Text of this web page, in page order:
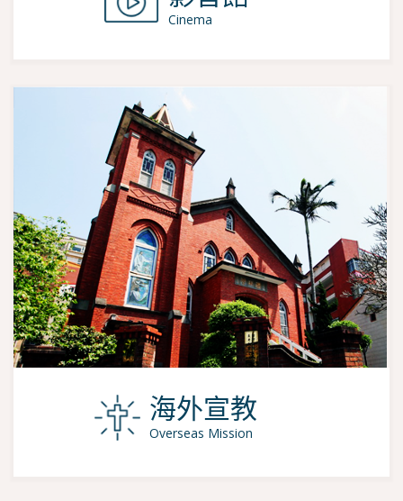
Cinema
海外宣教
Overseas Mission